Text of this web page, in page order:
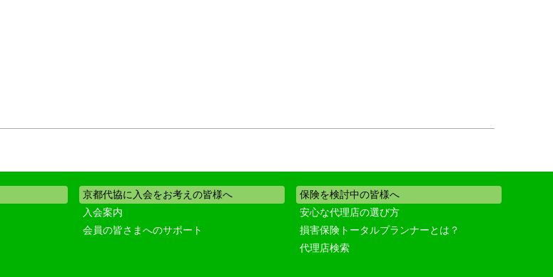
京都代協に入会をお考えの皆様へ
入会案内
会員の皆さまへのサポート
保険を検討中の皆様へ
安心な代理店の選び方
損害保険トータルプランナーとは？
代理店検索